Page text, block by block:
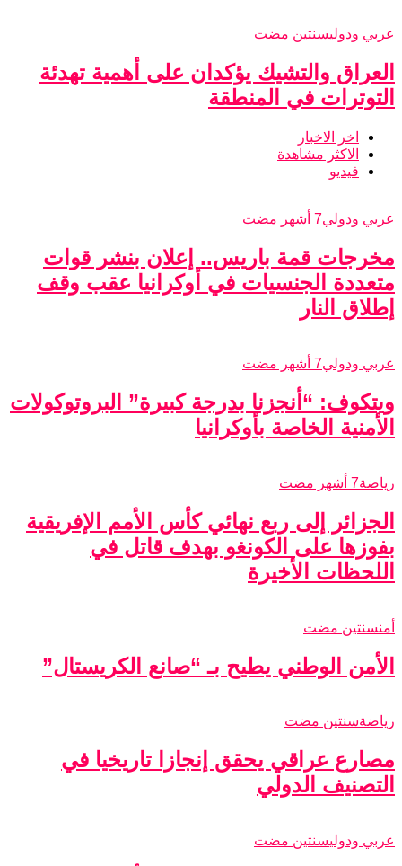
عربي ودوليسنتين مضت
العراق والتشيك يؤكدان على أهمية تهدئة
التوترات في المنطقة
اخر الاخبار
الاكثر مشاهدة
فيديو
عربي ودولي7 أشهر مضت
مخرجات قمة باريس.. إعلان بنشر قوات
متعددة الجنسيات في أوكرانيا عقب وقف
إطلاق النار
عربي ودولي7 أشهر مضت
ويتكوف: “أنجزنا بدرجة كبيرة” البروتوكولات
الأمنية الخاصة بأوكرانيا
رياضة7 أشهر مضت
الجزائر إلى ربع نهائي كأس الأمم الإفريقية
بفوزها على الكونغو بهدف قاتل في
اللحظات الأخيرة
أمنسنتين مضت
الأمن الوطني يطيح بـ “صانع الكريستال”
رياضةسنتين مضت
مصارع عراقي يحقق إنجازا تاريخيا في
التصنيف الدولي
عربي ودوليسنتين مضت